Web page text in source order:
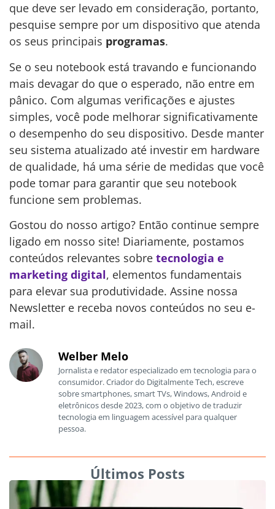
que deve ser levado em consideração, portanto,
pesquise sempre por um dispositivo que atenda
os seus principais programas.
Se o seu notebook está travando e funcionando
mais devagar do que o esperado, não entre em
pânico. Com algumas verificações e ajustes
simples, você pode melhorar significativamente
o desempenho do seu dispositivo. Desde manter
seu sistema atualizado até investir em hardware
de qualidade, há uma série de medidas que você
pode tomar para garantir que seu notebook
funcione sem problemas.
Gostou do nosso artigo? Então continue sempre
ligado em nosso site! Diariamente, postamos
conteúdos relevantes sobre tecnologia e
marketing digital, elementos fundamentais
para elevar sua produtividade. Assine nossa
Newsletter e receba novos conteúdos no seu e-
mail.
Welber Melo
Jornalista e redator especializado em tecnologia para o
consumidor. Criador do Digitalmente Tech, escreve
sobre smartphones, smart TVs, Windows, Android e
eletrônicos desde 2023, com o objetivo de traduzir
tecnologia em linguagem acessível para qualquer
pessoa.
Últimos Posts